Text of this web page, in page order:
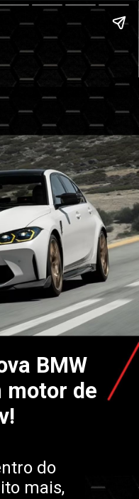
BMW
motor de
do
mais,